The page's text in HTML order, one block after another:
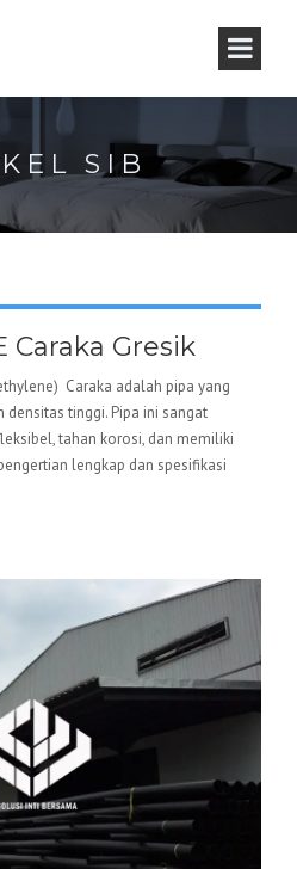
SIB
Caraka Gresik
Caraka adalah pipa yang
tinggi. Pipa ini sangat
tahan korosi, dan memiliki
lengkap dan spesifikasi